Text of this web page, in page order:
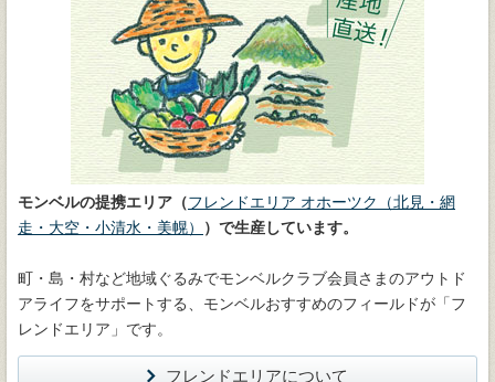
モンベルの提携エリア（フレンドエリア オホーツク（北見・網
走・大空・小清水・美幌）
）で生産しています。
町・島・村など地域ぐるみでモンベルクラブ会員さまのアウトド
アライフをサポートする、モンベルおすすめのフィールドが「フ
レンドエリア」です。
フレンドエリアについて